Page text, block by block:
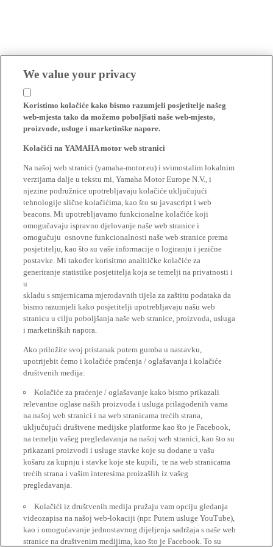
We value your privacy
Koristimo kolačiće kako bismo razumjeli posjetitelje našeg
web-mjesta tako da možemo poboljšati naše web-mjesto,
proizvode, usluge i marketinške napore.
Kolačići na YAMAHA motor web stranici
Na našoj web stranici (yamaha-motor.eu) i svimostalim lokalnim
verzijama dalje u tekstu mi, Yamaha Motor Europe N.V., i
njezine podružnice upotrebljavaju kolačiće uključujući
tehnologije slične kolačićima, kao što su javascript i web
beacons. Mi upotrebljavamo funkcionalne kolačiće koji
omogučavaju ispravno djelovanje naše web stranice i
omogučuju osnovne funkcionalnosti naše web stranice prema
posjetitelju, kao što su vaše informacije o logiranju i jezične
postavke. Mi također korisitmo analitičke kolačiće za
generiranje statistike posjetitelja koja se temelji na privatnosti i
u
skladu s smjernicama mjerodavnih tijela za zaštitu podataka da
bismo razumjeli kako posjetitelji upotrebljavaju našu web
stranicu u cilju poboljšanja naše web stranice, proizvoda, usluga
i marketinških napora.
Ako priložite svoj pristanak putem gumba u nastavku,
upotrijebit ćemo i kolačiće praćenja / oglašavanja i kolačiće
društvenih medija:
Kolačiće za praćenje / oglašavanje kako bismo prikazali
relevantne oglase naših proizvoda i usluga prilagođenih vama
na našoj web stranici i na web stranicama trećih strana,
uključujući društvene medijske platforme kao što je Facebook,
na temelju vašeg pregledavanja na našoj web stranici, kao što su
prikazani proizvodi i usluge stavke koje su dodane u vašu
košaru za kupnju i stavke koje ste kupili, te na web stranicama
trećih strana i vašim interesima proizašlih iz vašeg
pregledavanja.
Kolačići iz društvenih medija pružaju vam opciju gledanja
videozapisa na našoj web-lokaciji (npr. Putem usluge YouTube),
kao i omogućavanje jednostavnog dijeljenja sadržaja s naše web
stranice na društvenim medijima, kao što je Facebook. To su